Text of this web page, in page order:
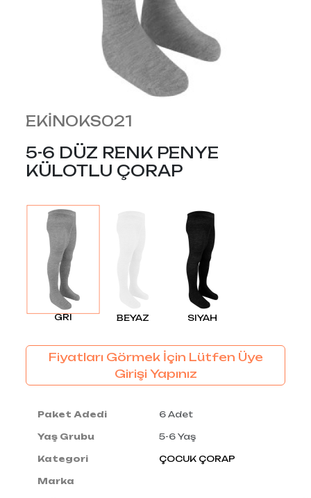
EKİNOKS021
5-6 DÜZ RENK PENYE
KÜLOTLU ÇORAP
GRI BEYAZ SIYAH
Fiyatları Görmek İçin Lütfen Üye
Girişi Yapınız
Paket Adedi 6 Adet
Yaş Grubu 5-6 Yaş
Kategori ÇOCUK ÇORAP
Marka